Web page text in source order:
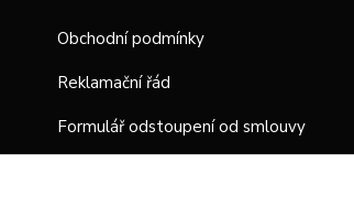
Obchodní podmínky
Reklamační řád
Formulář odstoupení od smlouvy